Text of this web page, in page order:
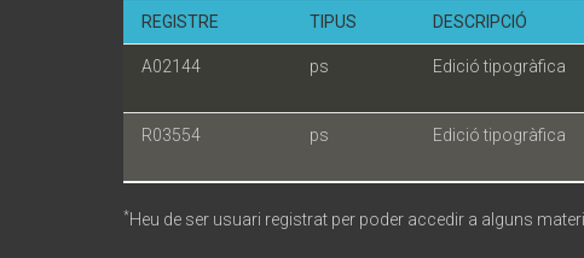
REGISTRE TIPUS DESCRIPCIÓ
A02144 ps Edició tipogràfica
R03554 ps Edició tipogràfica
*Heu de ser usuari registrat per poder accedir a alguns